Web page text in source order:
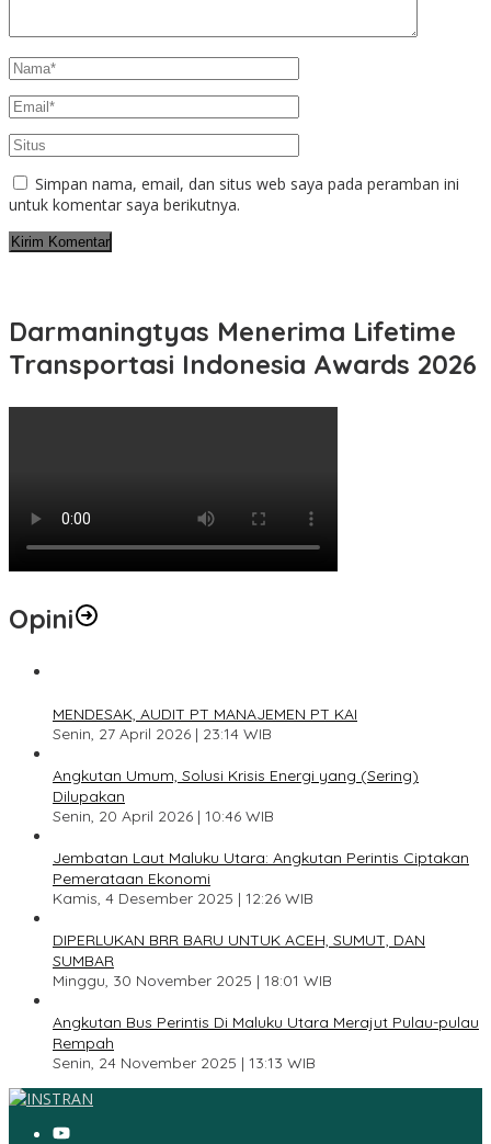
Simpan nama, email, dan situs web saya pada peramban ini
untuk komentar saya berikutnya.
Darmaningtyas Menerima Lifetime
Transportasi Indonesia Awards 2026
Opini
MENDESAK, AUDIT PT MANAJEMEN PT KAI
Senin, 27 April 2026 | 23:14 WIB
Angkutan Umum, Solusi Krisis Energi yang (Sering)
Dilupakan
Senin, 20 April 2026 | 10:46 WIB
Jembatan Laut Maluku Utara: Angkutan Perintis Ciptakan
Pemerataan Ekonomi
Kamis, 4 Desember 2025 | 12:26 WIB
DIPERLUKAN BRR BARU UNTUK ACEH, SUMUT, DAN
SUMBAR
Minggu, 30 November 2025 | 18:01 WIB
Angkutan Bus Perintis Di Maluku Utara Merajut Pulau-pulau
Rempah
Senin, 24 November 2025 | 13:13 WIB